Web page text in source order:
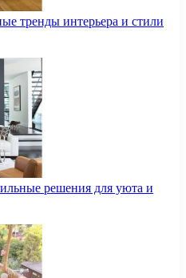
тренды интерьера и стили
решения для уюта и